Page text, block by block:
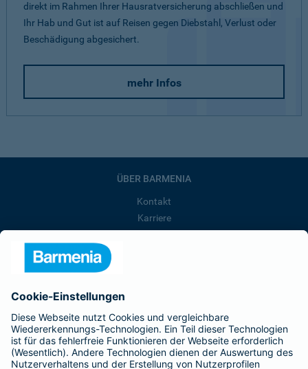
direkt im Rahmen Ihrer Hausratversicherung abschließen und
Ihr Hab und Gut ist auf Reisen gegen Diebstahl, Verlust oder
Beschädigung abgesichert.
mehr Infos
ÜBER BARMENIA
Kontakt
Karriere
Barmenia ist Teil der BarmeniaGothaer
BELIEBTE SEITEN
Kranken-Zusatzversicherung